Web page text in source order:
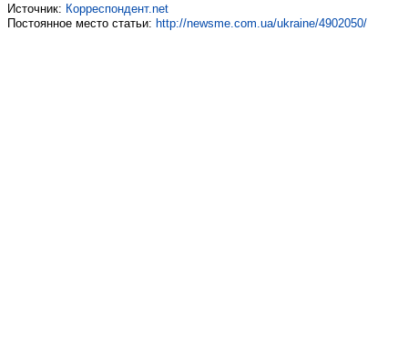
Источник: Корреспондент.net
Постоянное место статьи: http://newsme.com.ua/ukraine/4902050/